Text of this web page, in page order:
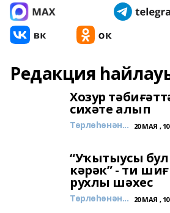
Редакция
Хозур
сихәте алып
Төрлөһөнән... 20 МАЯ ,
“Уҡытыусы
кәрәк” - ти
рухлы шәхес
Төрлөһөнән... 20 МАЯ ,